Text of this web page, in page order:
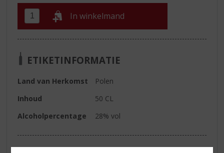
In winkelmand
ETIKETINFORMATIE
Land van Herkomst
Polen
Inhoud
50 CL
Alcoholpercentage
28% vol